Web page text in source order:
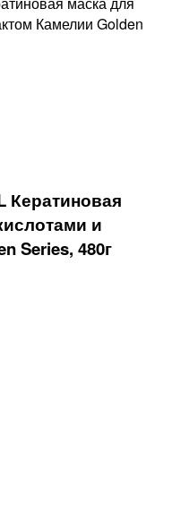
Камелии Golden
Кератиновая
и
Series, 480г